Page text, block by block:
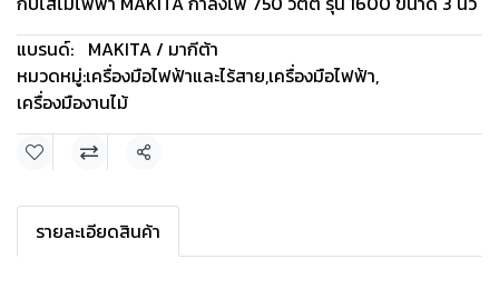
แบรนด์: MAKITA / มากีต้า
หมวดหมู่:เครื่องมือไฟฟ้าและไร้สาย,เครื่องมือไฟฟ้า,
เครื่องมืองานไม้
แชร์
รายละเอียดสินค้า